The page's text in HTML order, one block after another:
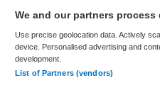
De Inspectie voor de
strenger handhaven
We and our partners
Use precise geolocation data. Actively
device. Personalised advertising and
development.
List of Partners (vendors)